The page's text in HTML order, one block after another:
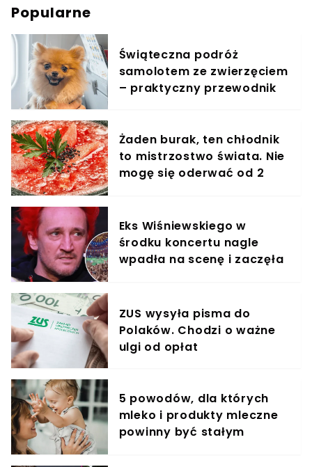
Popularne
Świąteczna podróż
samolotem ze zwierzęciem
– praktyczny przewodnik
Żaden burak, ten chłodnik
to mistrzostwo świata. Nie
mogę się oderwać od 2
Eks Wiśniewskiego w
środku koncertu nagle
wpadła na scenę i zaczęła
ZUS wysyła pisma do
Polaków. Chodzi o ważne
ulgi od opłat
5 powodów, dla których
mleko i produkty mleczne
powinny być stałym